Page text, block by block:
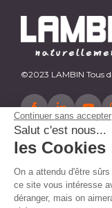
Continuer sans accepter
Salut c'est nous...
les Cookies
On a attendu d'être
ce site vous intéresse
déranger, mais on
©2023 LAMBIN Tous